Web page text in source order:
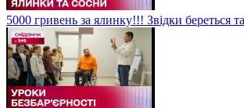
5000 гривень за ялинку!!! Звідки береться